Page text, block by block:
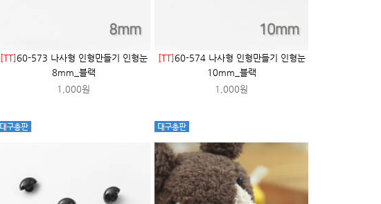
[TT]60-573 나사형 인형만들기 인형눈
8mm_블랙
1,000원
[TT]60-574 나사형 인형만들기 인형눈
10mm_블랙
1,000원